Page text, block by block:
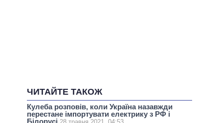
ЧИТАЙТЕ ТАКОЖ
Кулеба розповів, коли Україна назавжди
перестане імпортувати електрику з РФ і
Білорусі